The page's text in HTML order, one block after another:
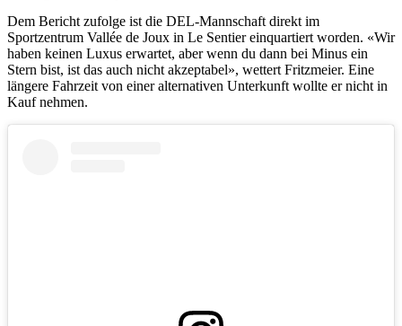
Dem Bericht zufolge ist die DEL-Mannschaft direkt im
Sportzentrum Vallée de Joux in Le Sentier einquartiert worden. «Wir
haben keinen Luxus erwartet, aber wenn du dann bei Minus ein
Stern bist, ist das auch nicht akzeptabel», wettert Fritzmeier. Eine
längere Fahrzeit von einer alternativen Unterkunft wollte er nicht in
Kauf nehmen.